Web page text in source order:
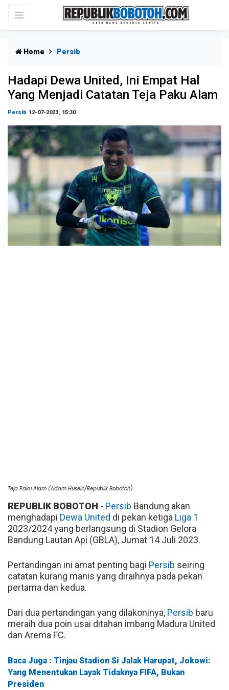
Home Persib
Hadapi Dewa United, Ini Empat Hal
Yang Menjadi Catatan Teja Paku Alam
Persib 12-07-2023, 15:30
Teja Paku Alam (Adam Husein/Republik Bobotoh)
REPUBLIK BOBOTOH - Persib Bandung akan
menghadapi Dewa United di pekan ketiga Liga 1
2023/2024 yang berlangsung di Stadion Gelora
Bandung Lautan Api (GBLA), Jumat 14 Juli 2023.
Pertandingan ini amat penting bagi Persib seiring
catatan kurang manis yang diraihnya pada pekan
pertama dan kedua.
Dari dua pertandingan yang dilakoninya, Persib baru
meraih dua poin usai ditahan imbang Madura United
dan Arema FC.
Baca Juga : Tinjau Stadion Si Jalak Harupat, Jokowi:
Yang Menentukan Layak Tidaknya FIFA, Bukan
Presiden